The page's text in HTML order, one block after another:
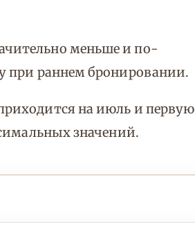
меньше и по-
при раннем бронировании.
на июль и первую
значений.